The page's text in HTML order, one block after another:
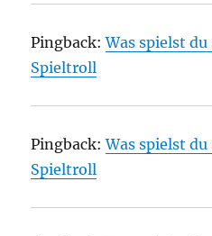
Pingback:Was spielst
Spieltroll
Pingback:Was spielst
Spieltroll